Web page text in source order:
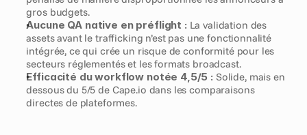
gros budgets.
Aucune QA native en préflight : La validation des
assets avant le trafficking n’est pas une fonctionnalité
intégrée, ce qui crée un risque de conformité pour les
secteurs réglementés et les formats broadcast.
Efficacité du workflow notée 4,5/5 : Solide, mais en
dessous du 5/5 de Cape.io dans les comparaisons
directes de plateformes.